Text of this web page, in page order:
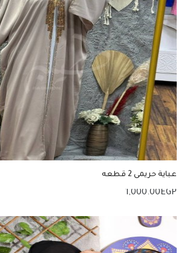
عباية حريمى 2 قطعه
1,000.00EGP